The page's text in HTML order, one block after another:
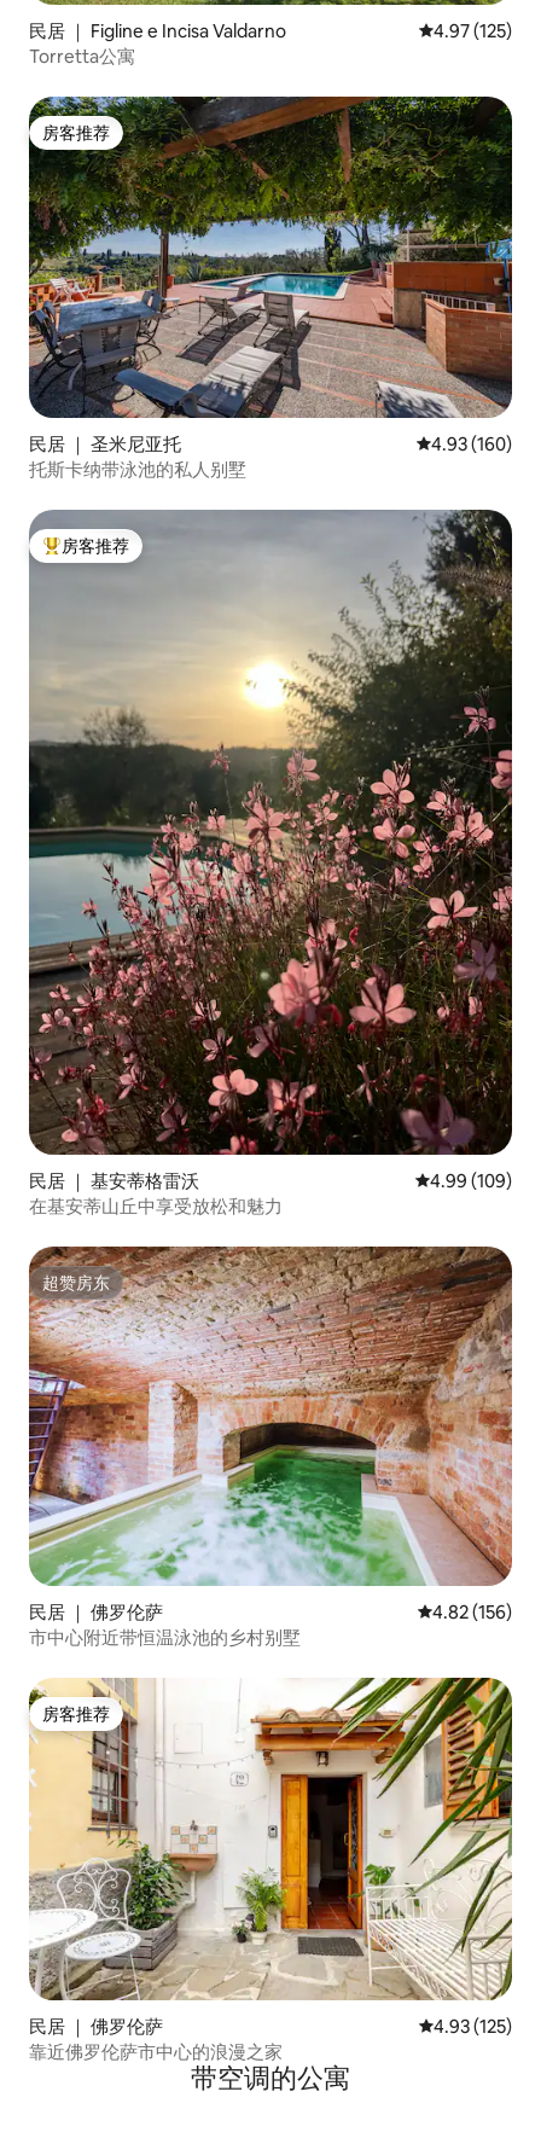
民居 ｜ Figline e Incisa Valdarno 平均评分 4.97
4.97 (125)
Torretta公寓
房客推荐
房客推荐
民居 ｜ 圣米尼亚托 平均评分 4.93
4.93 (160)
托斯卡纳带泳池的私人别墅
热门「房客推荐」
房客推荐
民居 ｜ 基安蒂格雷沃 平均评分 4.99
4.99 (109)
在基安蒂山丘中享受放松和魅力
超赞房东
超赞房东
民居 ｜ 佛罗伦萨 平均评分 4.82
4.82 (156)
市中心附近带恒温泳池的乡村别墅
房客推荐
房客推荐
民居 ｜ 佛罗伦萨 平均评分 4.93
4.93 (125)
靠近佛罗伦萨市中心的浪漫之家
带空调的公寓